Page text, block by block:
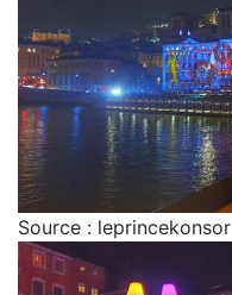
Source : leprincekonsor